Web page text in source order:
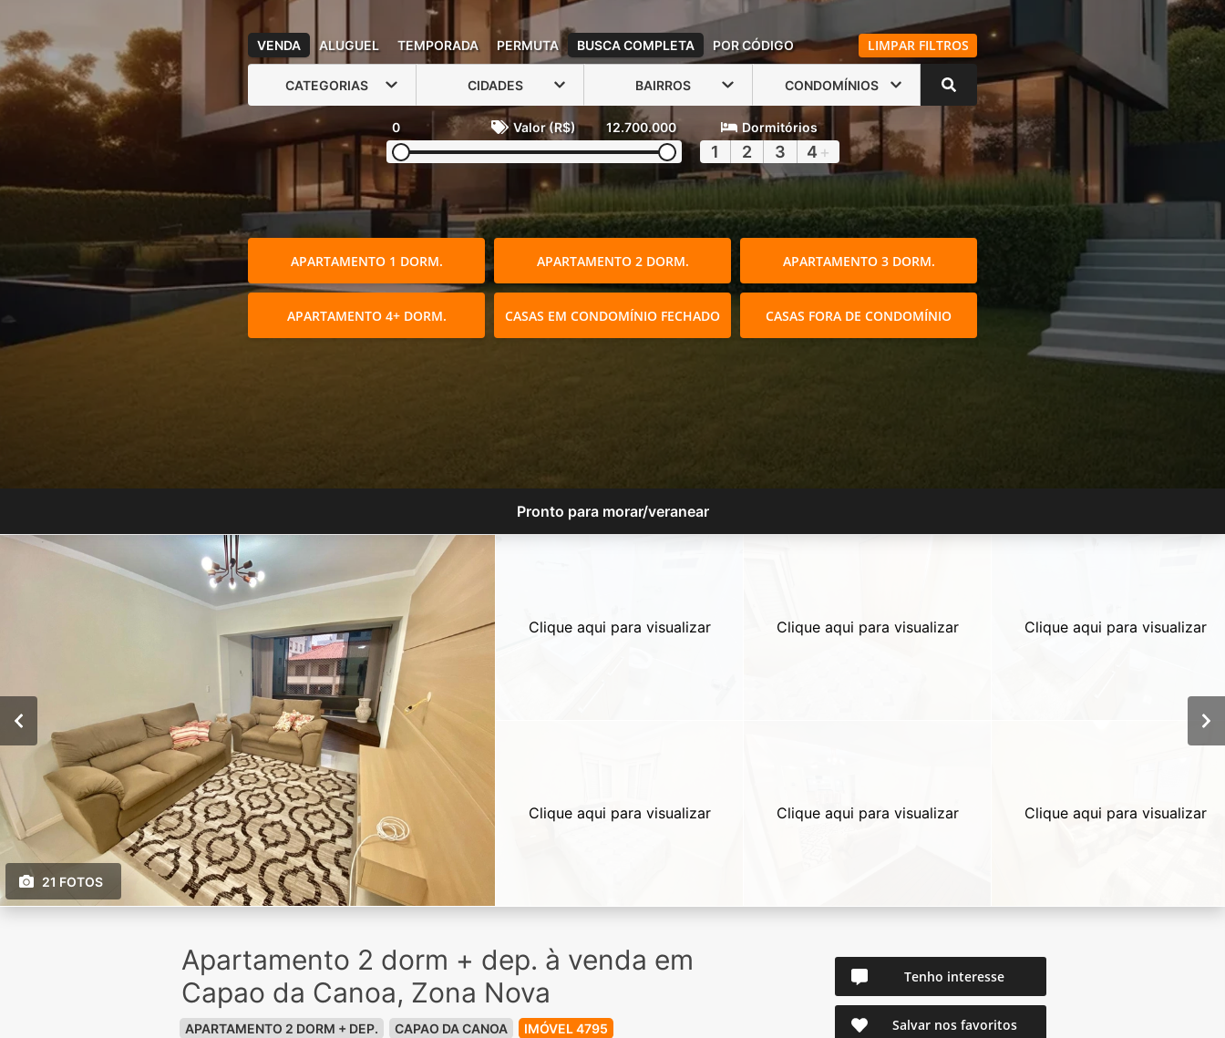
VENDA ALUGUEL TEMPORADA PERMUTA BUSCA COMPLETA POR CÓDIGO LIMPAR FILTROS
CATEGORIAS CIDADES BAIRROS CONDOMÍNIOS
0 Valor (R$) 12.700.000 Dormitórios
1 2 3 4 +
APARTAMENTO 1 DORM. APARTAMENTO 2 DORM. APARTAMENTO 3 DORM.
APARTAMENTO 4+ DORM. CASAS EM CONDOMÍNIO FECHADO CASAS FORA DE CONDOMÍNIO
Pronto para morar/veranear
21 FOTOS
Clique aqui para visualizar
Clique aqui para visualizar
Clique aqui para visualizar
Clique aqui para visualizar
Clique aqui para visualizar
Clique aqui para visualizar
Apartamento 2 dorm + dep. à venda em
Capao da Canoa, Zona Nova
APARTAMENTO 2 DORM + DEP. CAPAO DA CANOA IMÓVEL 4795
Tenho interesse
Salvar nos favoritos